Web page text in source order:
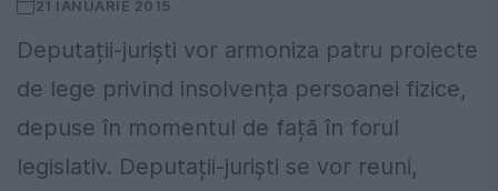
21 IANUARIE 2015
Deputații-juriști vor armoniza patru proiecte
de lege privind insolvența persoanei fizice,
depuse în momentul de față în forul
legislativ. Deputații-juriști se vor reuni,